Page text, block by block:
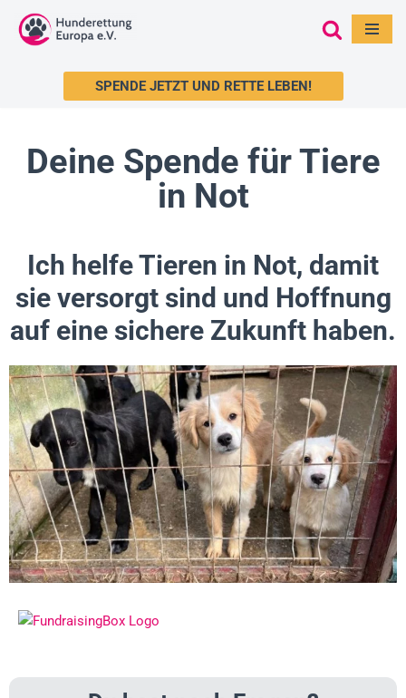
Zum
SPENDE JETZT UND RETTE LEBEN!
Deine Spende für Tiere
in Not
Ich helfe Tieren in Not, damit
sie versorgt sind und Hoffnung
auf eine sichere Zukunft haben.